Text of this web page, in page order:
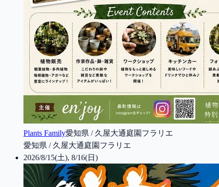
Plants Family愛知県 / 久屋大通庭園フラリエ
愛知県 / 久屋大通庭園フラリエ
2026/8/15(土), 8/16(日)